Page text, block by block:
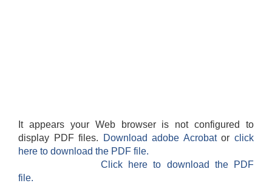
It appears your Web browser is not configured to
display PDF files.
Download adobe Acrobatorclick
here to download the PDF file.
Click here to download the PDF
file.